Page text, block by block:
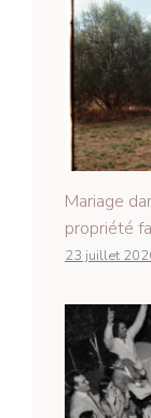
Mariage
propriété
23 juillet